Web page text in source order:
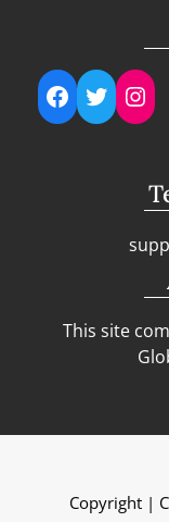
Facebook
Twitter
This site
Copyright |